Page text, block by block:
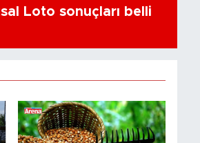
Loto sonuçları belli